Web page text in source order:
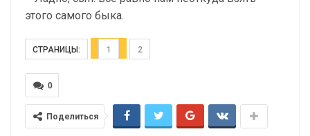
этого самого быка.
СТРАНИЦЫ: 1 2
0
Поделиться